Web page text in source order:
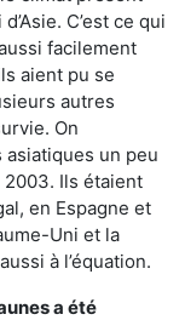
C’est ce qui
facilement
aient pu se
autres
On
un peu
2003. Ils étaient
en Espagne et
Uni et la
à l’équation.
a été